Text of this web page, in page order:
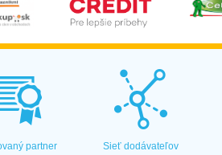
partner Sieť dodávateľov